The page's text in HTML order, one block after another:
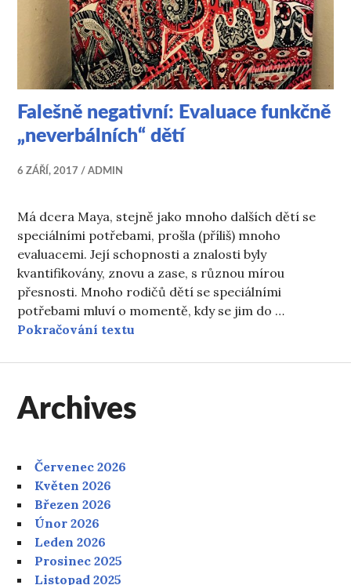
Falešně negativní: Evaluace funkčně
„neverbálních“ dětí
6 ZÁŘÍ, 2017 ADMIN
Má dcera Maya, stejně jako mnoho dalších dětí se
speciálními potřebami, prošla (příliš) mnoho
evaluacemi. Její schopnosti a znalosti byly
kvantifikovány, znovu a zase, s různou mírou
přesnosti. Mnoho rodičů dětí se speciálními
potřebami mluví o momentě, kdy se jim do …
Pokračování textu
Archives
Červenec 2026
Květen 2026
Březen 2026
Únor 2026
Leden 2026
Prosinec 2025
Listopad 2025